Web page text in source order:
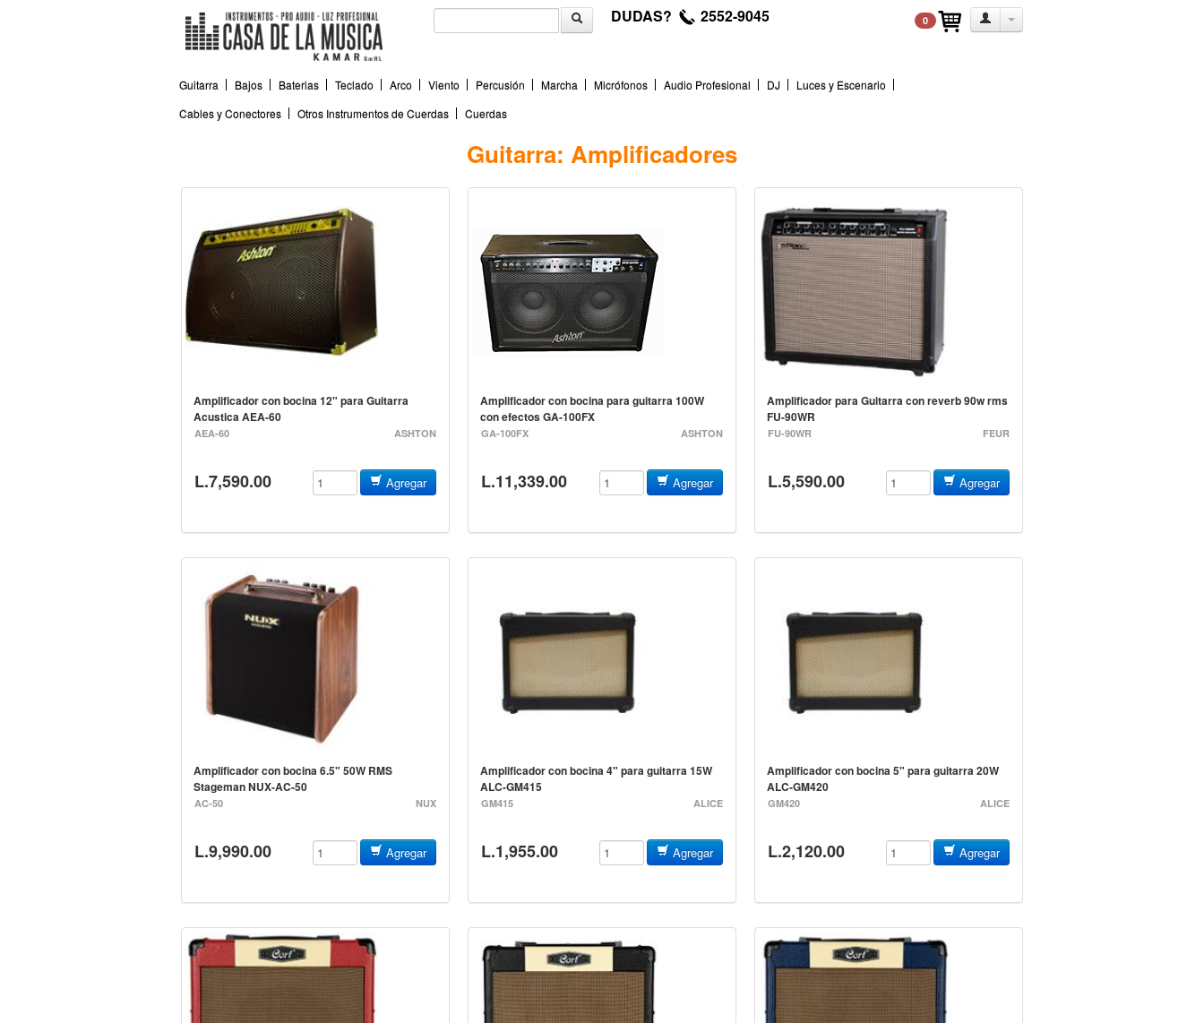
DUDAS? 2552-9045 0
Guitarra Bajos Baterias Teclado Arco Viento Percusión Marcha Micrófonos Audio Profesional DJ
Luces y Escenario
Cables y Conectores
Otros Instrumentos de Cuerdas Cuerdas
Guitarra: Amplificadores
Amplificador con bocina 12" para Guitarra
Acustica AEA-60
AEA-60 ASHTON
L.7,590.00 Agregar
Amplificador con bocina para guitarra 100W
con efectos GA-100FX
GA-100FX ASHTON
L.11,339.00 Agregar
Amplificador para Guitarra con reverb 90w rms
FU-90WR
FU-90WR FEUR
L.5,590.00 Agregar
Amplificador con bocina 6.5" 50W RMS
Stageman NUX-AC-50
AC-50 NUX
L.9,990.00 Agregar
Amplificador con bocina 4" para guitarra 15W
ALC-GM415
GM415 ALICE
L.1,955.00 Agregar
Amplificador con bocina 5" para guitarra 20W
ALC-GM420
GM420 ALICE
L.2,120.00 Agregar